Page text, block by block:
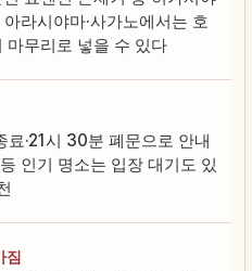
라시야마·사가노에서는 호
마무리로 넣을 수 있다
·21시 30분 폐문으로 안내
인기 명소는 입장 대기도 있
짐